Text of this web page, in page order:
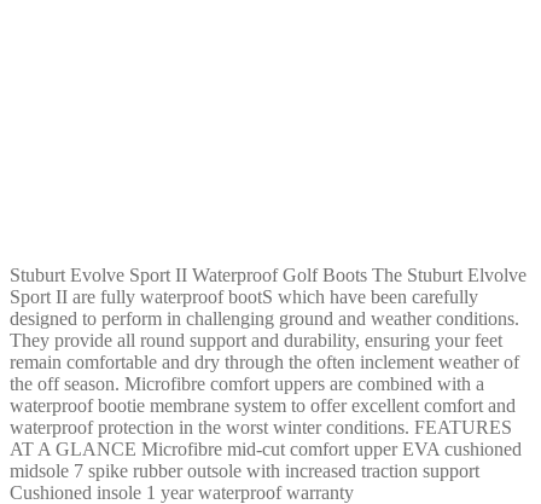
Stuburt Evolve Sport II Waterproof Golf Boots The Stuburt Elvolve
Sport II are fully waterproof bootS which have been carefully
designed to perform in challenging ground and weather conditions.
They provide all round support and durability, ensuring your feet
remain comfortable and dry through the often inclement weather of
the off season. Microfibre comfort uppers are combined with a
waterproof bootie membrane system to offer excellent comfort and
waterproof protection in the worst winter conditions. FEATURES
AT A GLANCE Microfibre mid-cut comfort upper EVA cushioned
midsole 7 spike rubber outsole with increased traction support
Cushioned insole 1 year waterproof warranty